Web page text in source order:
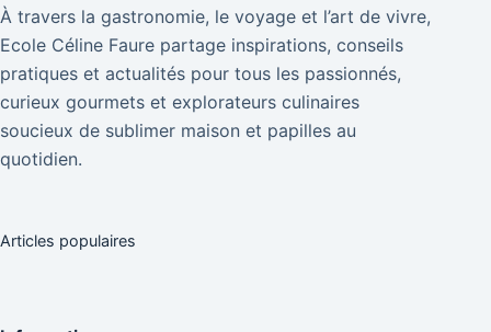
À travers la gastronomie, le voyage et l’art de vivre,
Ecole Céline Faure partage inspirations, conseils
pratiques et actualités pour tous les passionnés,
curieux gourmets et explorateurs culinaires
soucieux de sublimer maison et papilles au
quotidien.
Articles populaires